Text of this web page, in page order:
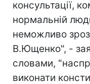
консультації,
нормальній
неможливо
В.Ющенко", -
словами,
виконати